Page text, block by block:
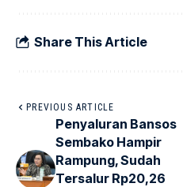
Share This Article
PREVIOUS ARTICLE
Penyaluran Bansos
Sembako Hampir
Rampung, Sudah
Tersalur Rp20,26